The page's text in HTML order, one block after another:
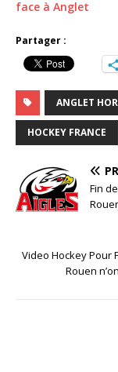
face à Anglet
Partager :
ANGLET
HOCKEY FRANCE
Fin
Video Hockey Pour
Rouen